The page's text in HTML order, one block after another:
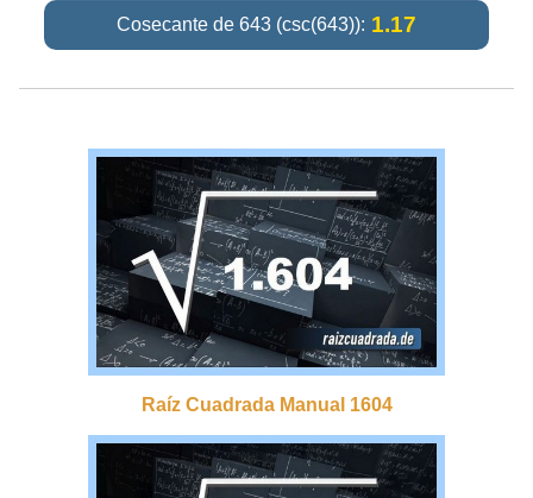
Cosecante de 643 (csc(643)): 1.17
Raíz Cuadrada Manual 1604